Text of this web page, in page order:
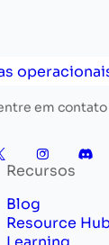
em
Recursos
Blog
Resource